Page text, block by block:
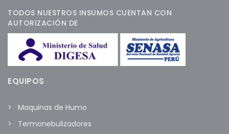
TODOS NUESTROS INSUMOS CUENTAN CON
AUTORIZACIÓN DE
EQUIPOS
Maquinas de Humo
Termonebulizadores